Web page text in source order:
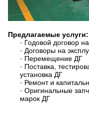
Предлагаемые услуги:
· Годовой договор
· Договоры на
· Перемещение ДГ
· Поставка,
установка ДГ
· Ремонт и
· Оригинальные
марок ДГ